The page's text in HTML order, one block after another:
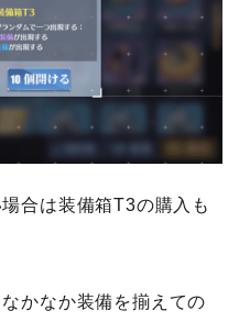
合は装備箱T3の購入も
かなか装備を揃えての